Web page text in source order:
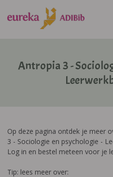
Antropia 3 -
Op deze pagina ontdek je meer
3 - Sociologie en psychologie -
Log in en bestel meteen voor je
Tip: lees meer over: